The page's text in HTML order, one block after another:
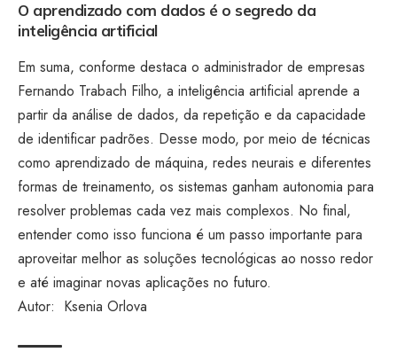
O aprendizado com dados é o segredo da
inteligência artificial
Em suma, conforme destaca o administrador de empresas
Fernando Trabach Filho, a inteligência artificial aprende a
partir da análise de dados, da repetição e da capacidade
de identificar padrões. Desse modo, por meio de técnicas
como aprendizado de máquina, redes neurais e diferentes
formas de treinamento, os sistemas ganham autonomia para
resolver problemas cada vez mais complexos. No final,
entender como isso funciona é um passo importante para
aproveitar melhor as soluções tecnológicas ao nosso redor
e até imaginar novas aplicações no futuro.
Autor: Ksenia Orlova